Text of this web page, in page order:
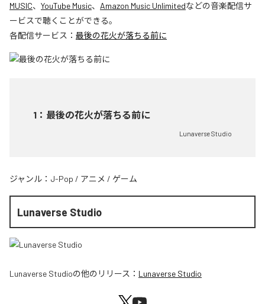
MUSIC、 YouTube Music、 Amazon Music Unlimitedなどの音楽配信サ
ービスで聴くことができる。
各配信サービス： 最後の花火が落ちる前に
1 ： 最後の花火が落ちる前に
Lunaverse Studio
ジャンル： J-Pop / アニメ / ゲーム
Lunaverse Studio
Lunaverse Studioの他のリリース： Lunaverse Studio